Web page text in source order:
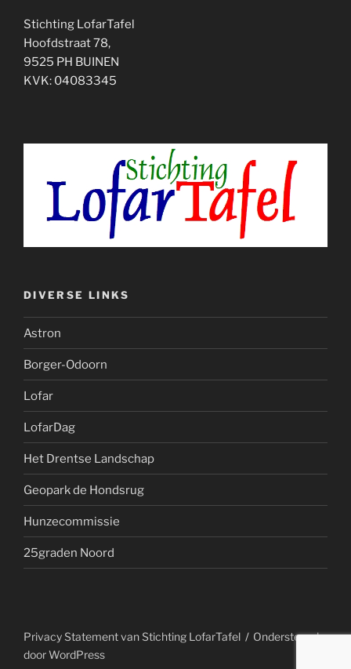
Stichting LofarTafel
Hoofdstraat 78,
9525 PH BUINEN
KVK: 04083345
DIVERSE LINKS
Astron
Borger-Odoorn
Lofar
LofarDag
Het Drentse Landschap
Geopark de Hondsrug
Hunzecommissie
25graden Noord
Privacy Statement van Stichting LofarTafel
Ondersteund
door WordPress